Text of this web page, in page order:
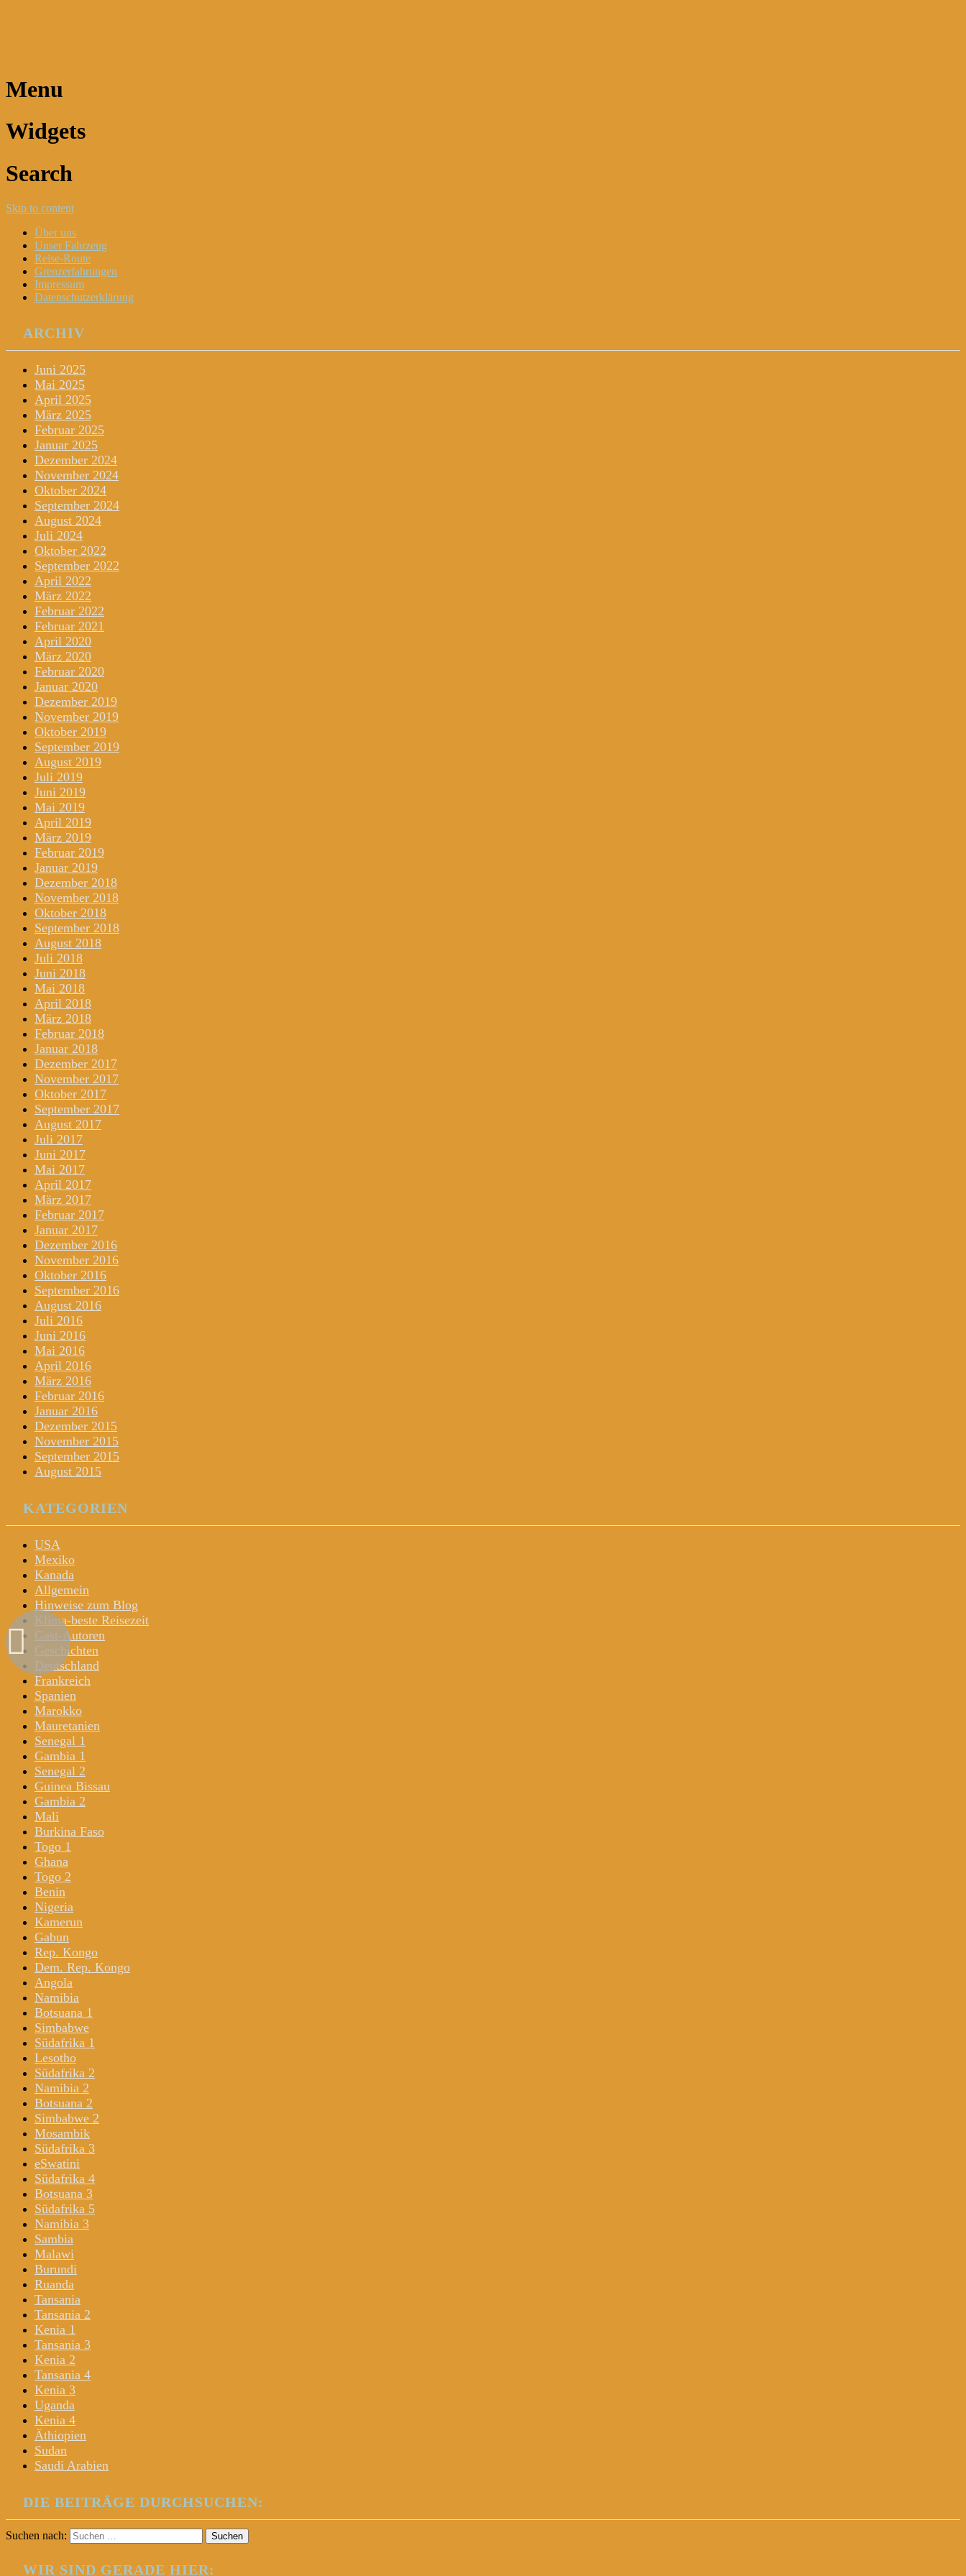
Menu
Widgets
Search
Skip to content
Über uns
Unser Fahrzeug
Reise-Route
Grenzerfahrungen
Impressum
Datenschutzerklärung
ARCHIV
Juni 2025
Mai 2025
April 2025
März 2025
Februar 2025
Januar 2025
Dezember 2024
November 2024
Oktober 2024
September 2024
August 2024
Juli 2024
Oktober 2022
September 2022
April 2022
März 2022
Februar 2022
Februar 2021
April 2020
März 2020
Februar 2020
Januar 2020
Dezember 2019
November 2019
Oktober 2019
September 2019
August 2019
Juli 2019
Juni 2019
Mai 2019
April 2019
März 2019
Februar 2019
Januar 2019
Dezember 2018
November 2018
Oktober 2018
September 2018
August 2018
Juli 2018
Juni 2018
Mai 2018
April 2018
März 2018
Februar 2018
Januar 2018
Dezember 2017
November 2017
Oktober 2017
September 2017
August 2017
Juli 2017
Juni 2017
Mai 2017
April 2017
März 2017
Februar 2017
Januar 2017
Dezember 2016
November 2016
Oktober 2016
September 2016
August 2016
Juli 2016
Juni 2016
Mai 2016
April 2016
März 2016
Februar 2016
Januar 2016
Dezember 2015
November 2015
September 2015
August 2015
KATEGORIEN
USA
Mexiko
Kanada
Allgemein
Hinweise zum Blog
Klima-beste Reisezeit
Gast-Autoren
Geschichten
Deutschland
Frankreich
Spanien
Marokko
Mauretanien
Senegal 1
Gambia 1
Senegal 2
Guinea Bissau
Gambia 2
Mali
Burkina Faso
Togo 1
Ghana
Togo 2
Benin
Nigeria
Kamerun
Gabun
Rep. Kongo
Dem. Rep. Kongo
Angola
Namibia
Botsuana 1
Simbabwe
Südafrika 1
Lesotho
Südafrika 2
Namibia 2
Botsuana 2
Simbabwe 2
Mosambik
Südafrika 3
eSwatini
Südafrika 4
Botsuana 3
Südafrika 5
Namibia 3
Sambia
Malawi
Burundi
Ruanda
Tansania
Tansania 2
Kenia 1
Tansania 3
Kenia 2
Tansania 4
Kenia 3
Uganda
Kenia 4
Äthiopien
Sudan
Saudi Arabien
DIE BEITRÄGE DURCHSUCHEN:
Suchen nach:
WIR SIND GERADE HIER: